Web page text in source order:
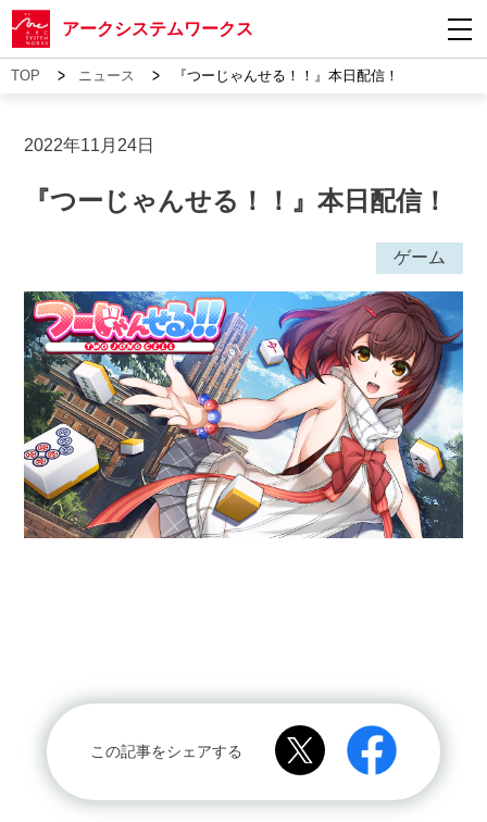
アークシステムワークス
TOP > ニュース > 『つーじゃんせる！！』本日配信！
2022年11月24日
『つーじゃんせる！！』本日配信！
ゲーム
この記事をシェアする